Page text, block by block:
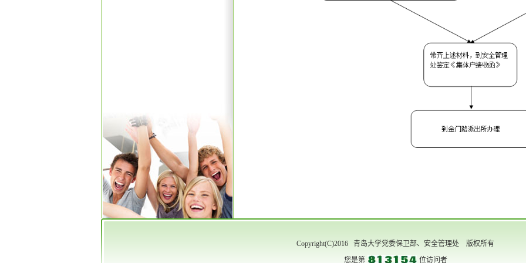
Copyright(C)2016 青岛大学党委保卫部、安全管理处 版权所有
您是第
位访问者